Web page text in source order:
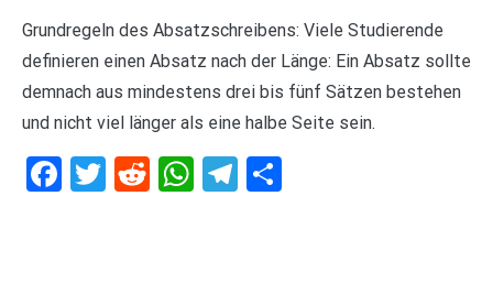
Grundregeln des Absatzschreibens: Viele Studierende
definieren einen Absatz nach der Länge: Ein Absatz sollte
demnach aus mindestens drei bis fünf Sätzen bestehen
und nicht viel länger als eine halbe Seite sein.
Facebook
Twitter
RedditWhatsApp
Telegram